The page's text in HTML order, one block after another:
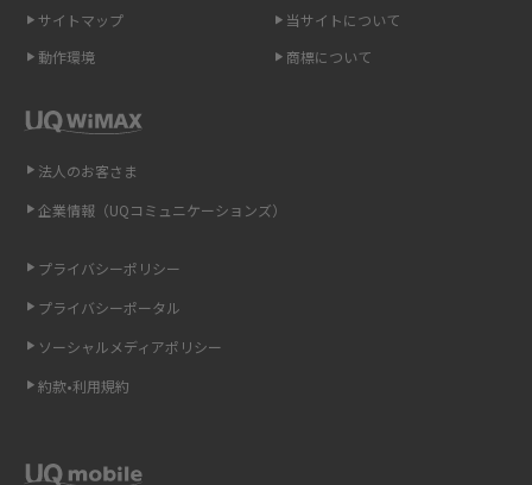
Androidスマホとは？特徴やメリット・デメリット、おススメ機種を紹介
高校生にスマホ制限は必要？所持率やメリット・デメリットを詳しく紹介
スマホのネット通信速度が遅い原因は？すぐできる対処法や見直すポイン
スマホや携帯端末の通信速度制限とは？回避のコツや解除のタイミング・
LINEの通知がこない時の原因と対処法9選！設定の確認手順も解説
iCloudの使用容量を減らす9つの方法！使用状況の確認手順も紹介
サイトマップ
当サイトについて
動作環境
商標について
法人のお客さま
企業情報（UQコミュニケーションズ）
プライバシーポリシー
プライバシーポータル
ソーシャルメディアポリシー
約款•利用規約